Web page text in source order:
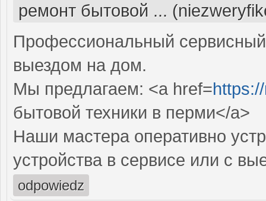
ремонт бытовой ...
Профессиональный
выездом на дом.
Мы предлагаем: <a href=
бытовой техники в перми</a>
Наши мастера оперативно
устройства в сервисе или с
odpowiedz